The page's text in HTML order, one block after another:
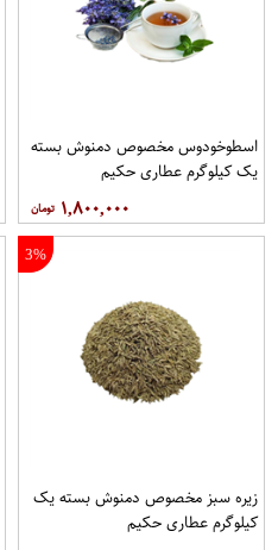
اسطوخودوس مخصوص دمنوش بسته
یک کیلوگرم عطاری حکیم
۱,۸۰۰,۰۰۰
3%
زیره سبز مخصوص دمنوش بسته یک
کیلوگرم عطاری حکیم